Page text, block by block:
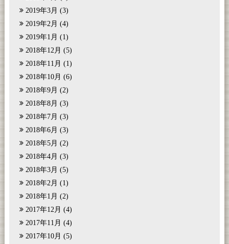
2019年3月 (3)
2019年2月 (4)
2019年1月 (1)
2018年12月 (5)
2018年11月 (1)
2018年10月 (6)
2018年9月 (2)
2018年8月 (3)
2018年7月 (3)
2018年6月 (3)
2018年5月 (2)
2018年4月 (3)
2018年3月 (5)
2018年2月 (1)
2018年1月 (2)
2017年12月 (4)
2017年11月 (4)
2017年10月 (5)